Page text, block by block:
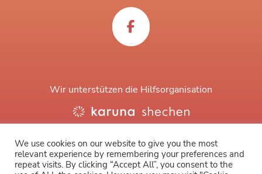
Wir unterstützen die Hilfsorganisation
We use cookies on our website to give you the most
relevant experience by remembering your preferences and
repeat visits. By clicking “Accept All”, you consent to the